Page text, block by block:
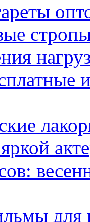
для